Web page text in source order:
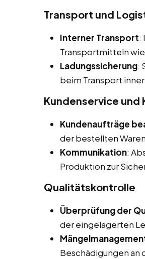
Transport und
Interner Transport:
Transportmitteln
Ladungssicherung:
beim Transport
Kundenservice und
Kundenaufträge
der bestellten
Kommunikation:
Produktion zur
Qualitätskontrolle
Überprüfung der
der eingelagerten
Beschädigungen an